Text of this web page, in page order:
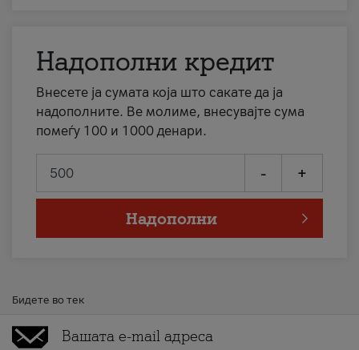
Надополни кредит
Внесете ја сумата која што сакате да ја
надополните. Ве молиме, внесувајте сума
помеѓу 100 и 1000 денари.
- +
Надополни
Бидете во тек